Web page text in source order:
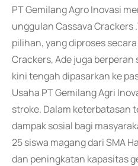
PT Gemilang Agro Inovasi
unggulan Cassava Crackers
pilihan, yang diproses
Crackers, Ade juga
kini tengah dipasarkan ke
Usaha PT Gemilang Agri
stroke. Dalam keterbatasan
dampak sosial bagi
25 siswa magang dari SMA
dan peningkatan kapasitas